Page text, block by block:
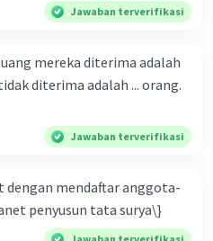
Jawaban terverifikasi
mereka diterima adalah
diterima adalah ... orang.
Jawaban terverifikasi
dengan mendaftar anggota-
penyusun tata surya\}